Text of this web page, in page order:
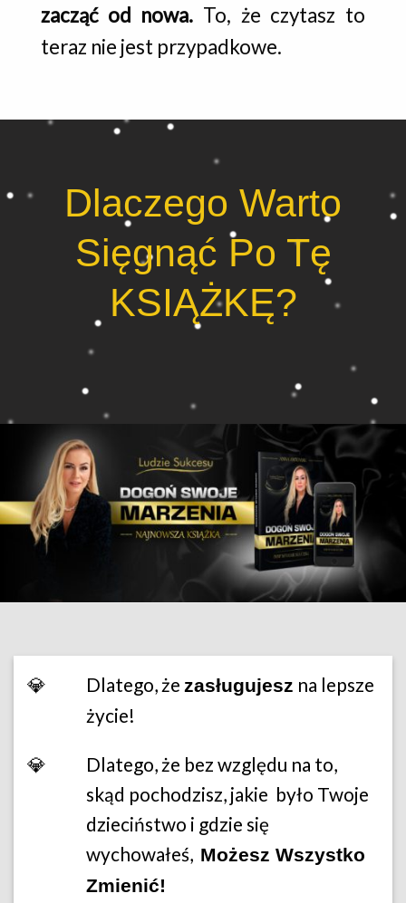
zacząć od nowa. To, że czytasz to
teraz nie jest przypadkowe.
Dlaczego Warto
Sięgnąć Po Tę
KSIĄŻKĘ?
💎 Dlatego, że zasługujesz na lepsze
życie!
💎
Dlatego, że bez względu na to,
skąd pochodzisz, jakie było Twoje
dzieciństwo i gdzie się
wychowałeś, Możesz Wszystko
Zmienić!